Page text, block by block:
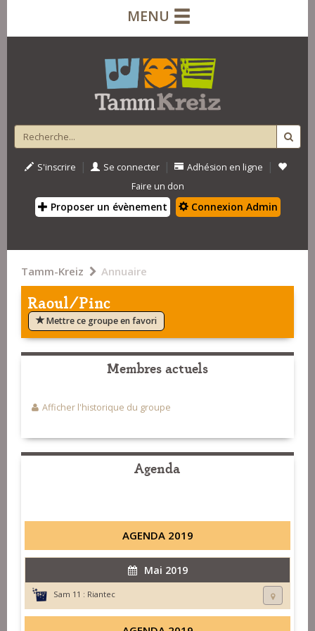
MENU
S'inscrire | Se connecter | Adhésion en ligne |
Faire un don
Proposer un évènement Connexion Admin
Tamm-Kreiz Annuaire
Raoul/Pinc
Mettre ce groupe en favori
Membres actuels
Afficher l'historique du groupe
Agenda
AGENDA 2019
Mai 2019
Sam 11 : Riantec